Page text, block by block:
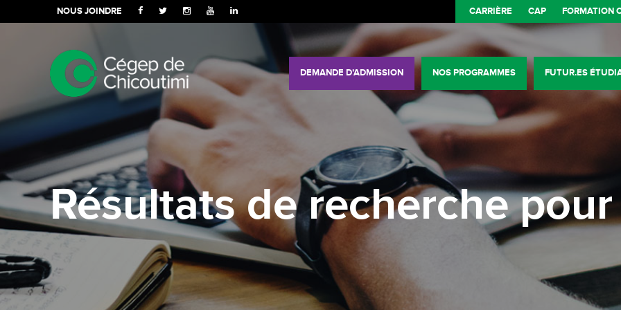
NOUS JOINDRE CARRIÈRE CAP FORMATION
DEMANDE D’ADMISSION NOS PROGRAMMES FUTUR.ES
Résultats de recherche